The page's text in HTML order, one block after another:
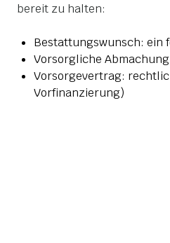
bereit zu halten:
Bestattungswunsch: ein
Vorsorgliche
Vorsorgevertrag:
Vorfinanzierung)